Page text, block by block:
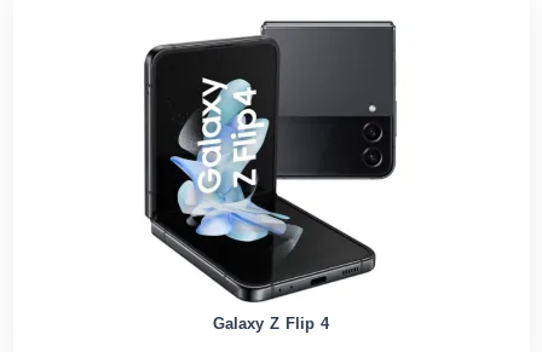
Galaxy Z Flip 4